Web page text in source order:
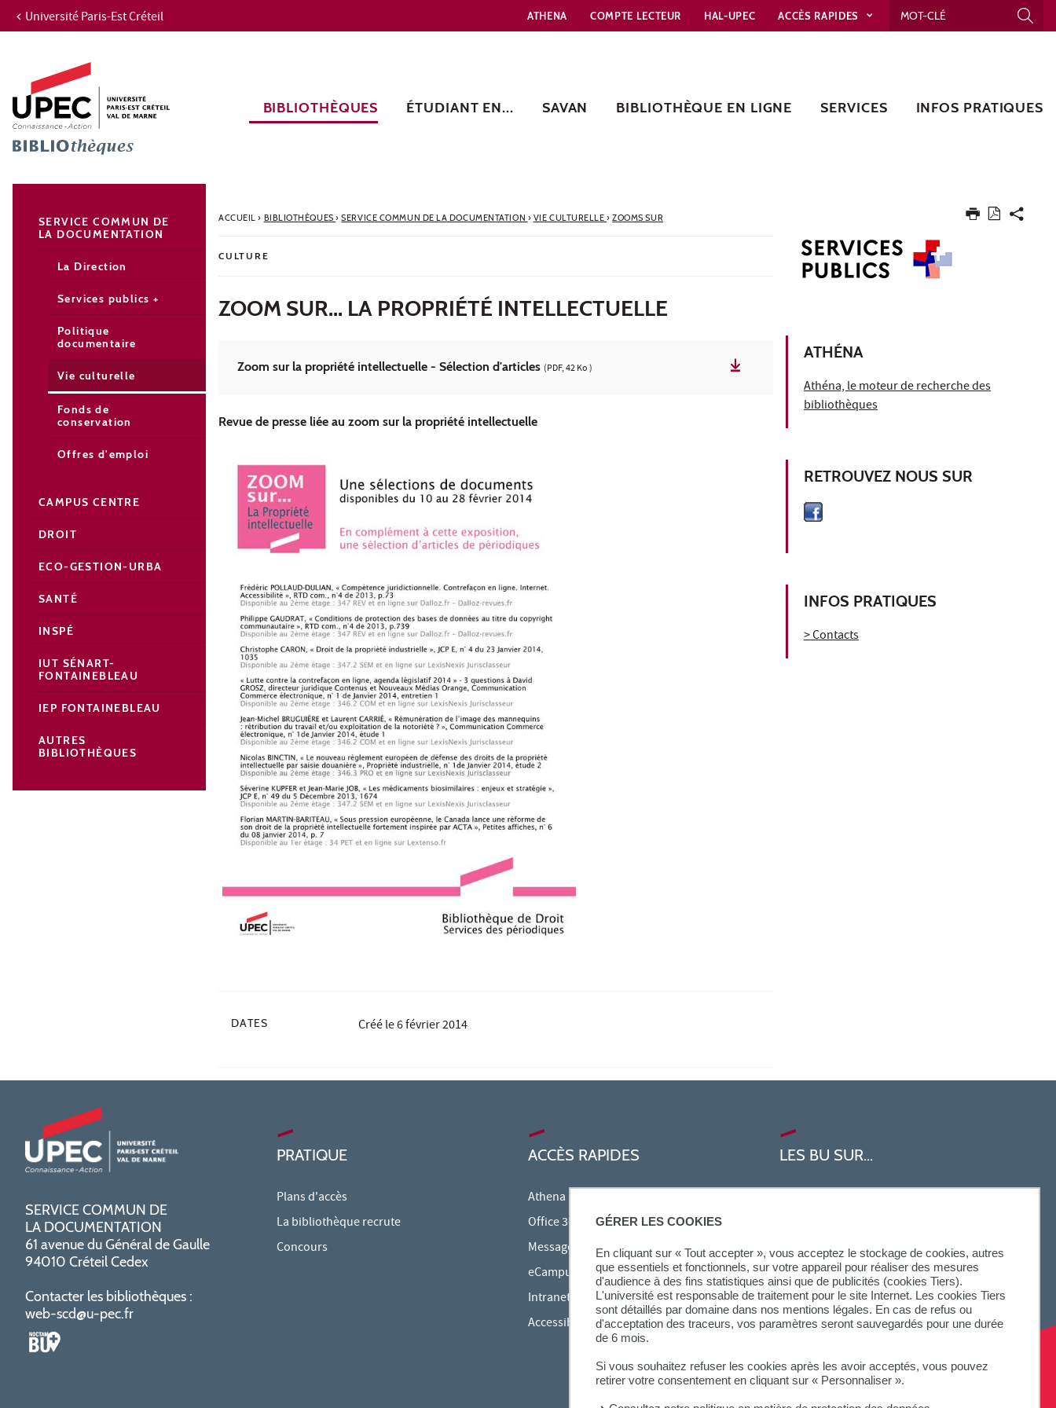
GÉRER LES COOKIES
En cliquant sur « Tout accepter », vous acceptez le stockage de cookies, autres
que essentiels et fonctionnels, sur votre appareil pour réaliser des mesures
d'audience à des fins statistiques ainsi que de publicités (cookies Tiers).
L'université est responsable de traitement pour le site Internet. Les cookies Tiers
sont détaillés par domaine dans nos mentions légales. En cas de refus ou
d'acceptation des traceurs, vos paramètres seront sauvegardés pour une durée
de 6 mois.
Si vous souhaitez refuser les cookies après les avoir acceptés, vous pouvez
retirer votre consentement en cliquant sur « Personnaliser ».
Aller au contenu
Recherche
Navigation secondaire
Université Paris-Est Créteil ATHENA COMPTE LECTEUR HAL-UPEC ACCÈS RAPIDES
BIBLIOTHÈQUES ÉTUDIANT EN... SAVAN BIBLIOTHÈQUE EN LIGNE SERVICES INFOS PRATIQUES
ACCUEIL› BIBLIOTHÈQUES› SERVICE COMMUN DE LA DOCUMENTATION › VIE CULTURELLE› ZOOMS SUR
CULTURE
ZOOM SUR... LA PROPRIÉTÉ INTELLECTUELLE
Zoom sur la propriété intellectuelle - Sélection d'articles (PDF, 42 Ko )
Revue de presse liée au zoom sur la propriété intellectuelle
DATES Créé le6 février 2014
ATHÉNA
Athéna, le moteur de recherche des
bibliothèques
RETROUVEZ NOUS SUR
INFOS PRATIQUES
> Contacts
SERVICE COMMUN DE
LA DOCUMENTATION
La Direction
Services publics +
Politique
documentaire
Vie culturelle
Fonds de
conservation
Offres d'emploi
CAMPUS CENTRE
DROIT
ECO-GESTION-URBA
SANTÉ
INSPÉ
IUT SÉNART-
FONTAINEBLEAU
IEP FONTAINEBLEAU
AUTRES
BIBLIOTHÈQUES
SERVICE COMMUN DE
LA DOCUMENTATION
61 avenue du Général de Gaulle
94010 Créteil Cedex
Contacter les bibliothèques :
web-scd@u-pec.fr
PRATIQUE
Plans d'accès
La bibliothèque recrute
Concours
ACCÈS RAPIDES
Athena
Office 365
Messagerie étudiante
eCampus
Intranet des personnels
Accessibilité et Handicap
LES BU SUR...